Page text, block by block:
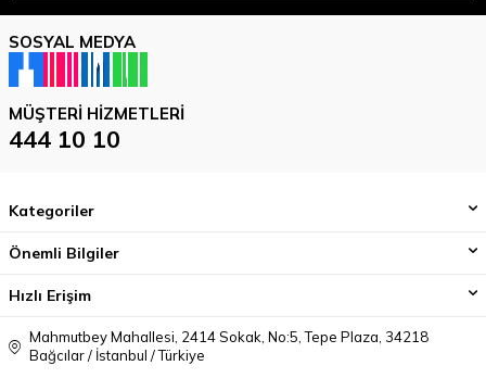
SOSYAL MEDYA
MÜŞTERI HIZMETLERI
444 10 10
Kategoriler
Önemli Bilgiler
Hızlı Erişim
Mahmutbey Mahallesi, 2414 Sokak, No:5, Tepe Plaza, 34218
Bağcılar / İstanbul / Türkiye